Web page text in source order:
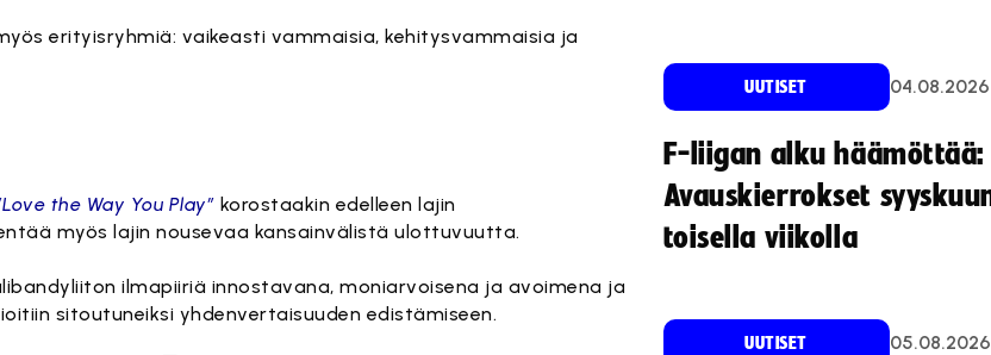
erityisryhmiä: vaikeasti vammaisia, kehitysvammaisia ja
the Way You Play” korostaakin edelleen lajin
myös lajin nousevaa kansainvälistä ulottuvuutta.
ilmapiiriä innostavana, moniarvoisena ja avoimena ja
sitoutuneiksi yhdenvertaisuuden edistämiseen.
UUTISET 04.08.2026
F-liigan alku häämöttää:
Avauskierrokset
toisella viikolla
UUTISET 05.08.2026